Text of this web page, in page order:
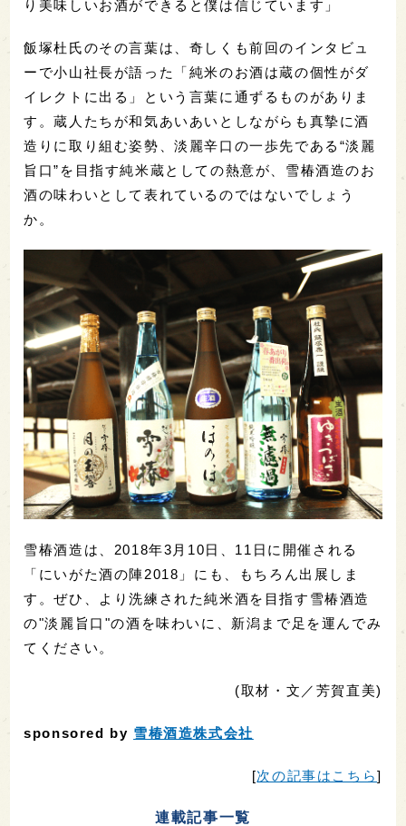
り美味しいお酒ができると僕は信じています」
飯塚杜氏のその言葉は、奇しくも前回のインタビュ
ーで小山社長が語った「純米のお酒は蔵の個性がダ
イレクトに出る」という言葉に通ずるものがありま
す。蔵人たちが和気あいあいとしながらも真摯に酒
造りに取り組む姿勢、淡麗辛口の一歩先である“淡麗
旨口”を目指す純米蔵としての熱意が、雪椿酒造のお
酒の味わいとして表れているのではないでしょう
か。
雪椿酒造は、2018年3月10日、11日に開催される
「にいがた酒の陣2018」にも、もちろん出展しま
す。ぜひ、より洗練された純米酒を目指す雪椿酒造
の"淡麗旨口"の酒を味わいに、新潟まで足を運んでみ
てください。
(取材・文／芳賀直美)
sponsored by 雪椿酒造株式会社
[次の記事はこちら]
連載記事一覧